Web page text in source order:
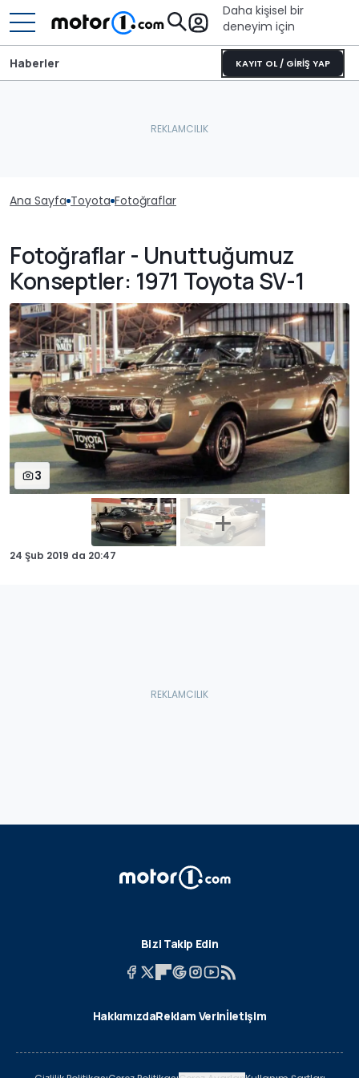
Daha kişisel bir
deneyim için
KAYIT OL / GİRİŞ YAP
Haberler
Ana Sayfa Toyota Fotoğraflar
Fotoğraflar - Unuttuğumuz
Konseptler: 1971 Toyota SV-1
3
24 Şub 2019 da 20:47
Bizi Takip Edin
HakkımızdaReklam Verinİletişim